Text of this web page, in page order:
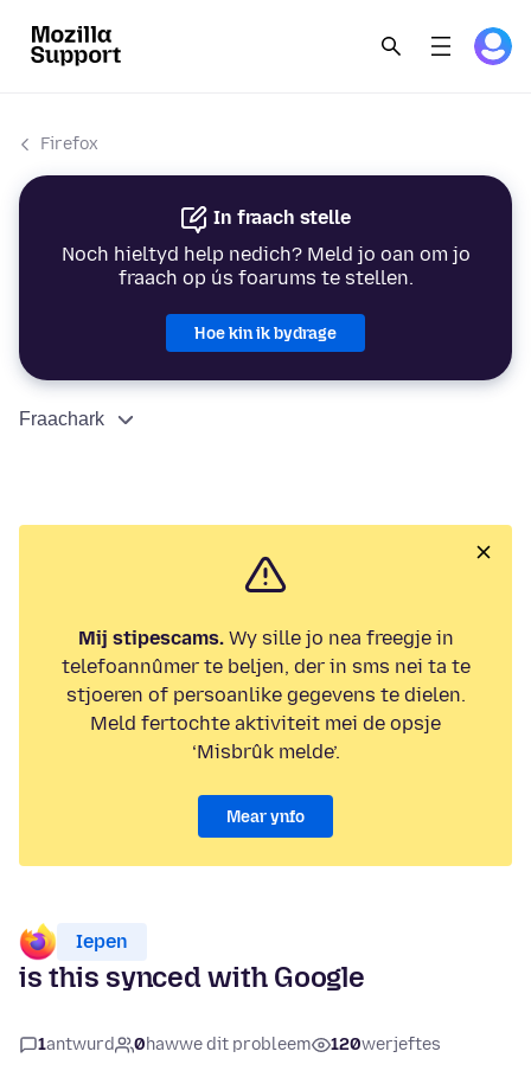
Firefox
In fraach stelle
Noch hieltyd help nedich? Meld jo oan om jo
fraach op ús foarums te stellen.
Hoe kin ik bydrage
Fraachark
Mij stipescams.Wy sille jo nea freegje in
telefoannûmer te beljen, der in sms nei ta te
stjoeren of persoanlike gegevens te dielen.
Meld fertochte aktiviteit mei de opsje
‘Misbrûk melde’.
Mear ynfo
Iepen
is this synced with Google
1antwurd 0hawwe dit probleem 120werjeftes